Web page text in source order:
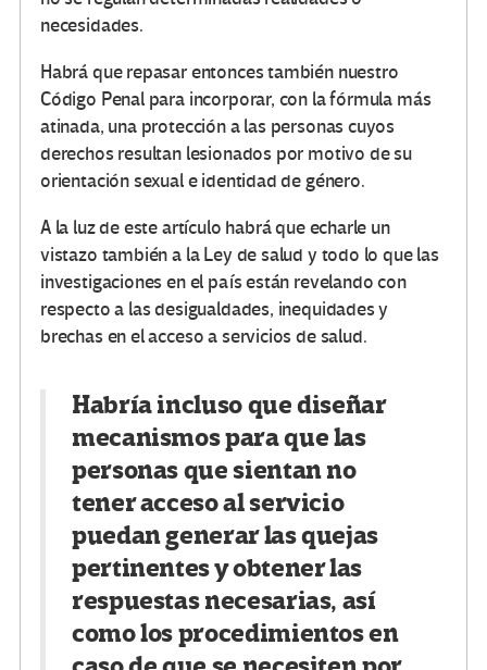
necesidades.
Habrá que repasar entonces también nuestro
Código Penal para incorporar, con la fórmula más
atinada, una protección a las personas cuyos
derechos resultan lesionados por motivo de su
orientación sexual e identidad de género.
A la luz de este artículo habrá que echarle un
vistazo también a la Ley de salud y todo lo que las
investigaciones en el país están revelando con
respecto a las desigualdades, inequidades y
brechas en el acceso a servicios de salud.
Habría incluso que diseñar
mecanismos para que las
personas que sientan no
tener acceso al servicio
puedan generar las quejas
pertinentes y obtener las
respuestas necesarias, así
como los procedimientos en